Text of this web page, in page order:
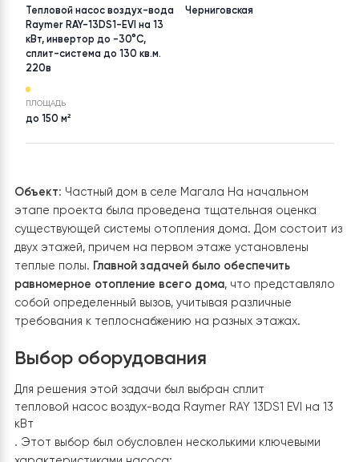
ТОВАР
Тепловой насос воздух-вода
Raymer RAY-13DS1-EVI на 13
кВт, инвертор до -30°C,
ПЛОЩАДЬ
до 150 м²
Объект: Частный дом в селе Магала На начальном
этапе проекта была проведена тщательная оценка
существующей системы отопления дома. Дом
двух этажей, причем на первом этаже установлены
теплые полы. Главной задачей было обеспечить
равномерное отопление всего дома, что
собой определенный вызов, учитывая различные
требования к теплоснабжению на разных этажах.